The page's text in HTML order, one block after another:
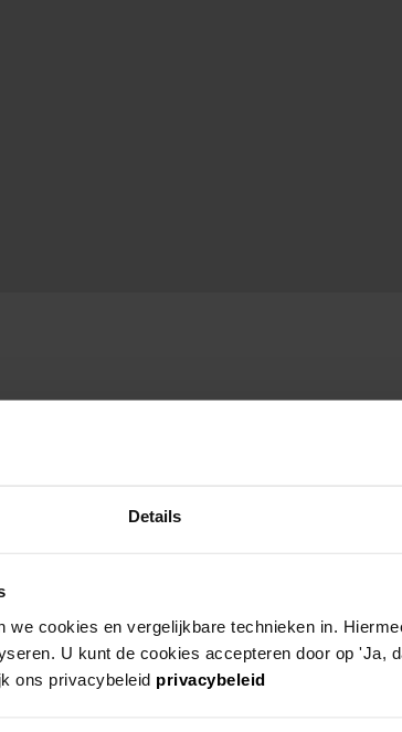
Details
we cookies en vergelijkbare technieken in.
U kunt de cookies accepteren door op 'Ja,
ons privacybeleid privacybeleid